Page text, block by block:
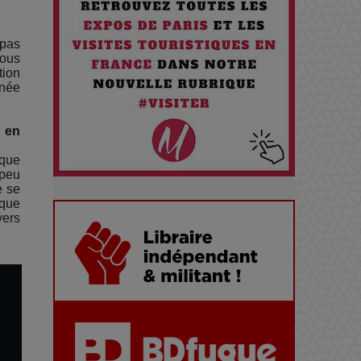
en
se
Pourquoi les Petites
Entreprises Créatives Deviennent
les Cibles des Hackers
Les 3 meilleures destinations
pour des vacances sportives !
Paradoxe qui Chante le Futur
Chien 51 - Quand l’IA prend le
pouvoir : une plongée dans un
futur troublant